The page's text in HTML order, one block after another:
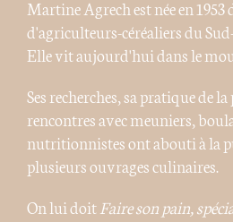
Martine Agrech est née en
d'agriculteurs-céréaliers du
Elle vit aujourd'hui dans le
Ses recherches, sa pratique de
rencontres avec meuniers,
nutritionnistes ont abouti à la
plusieurs ouvrages culinaires.
On lui doitFaire son pain,